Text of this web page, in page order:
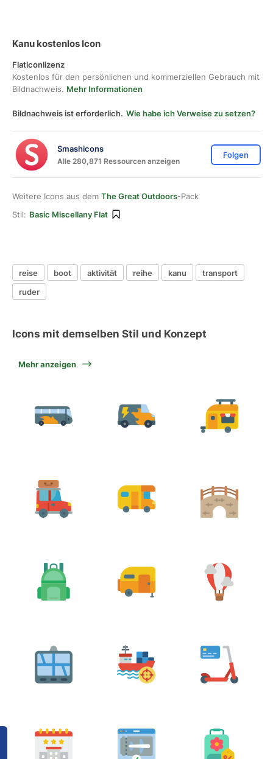
Kanu kostenlos Icon
Flaticonlizenz
Kostenlos für den persönlichen und kommerziellen Gebrauch mit
Bildnachweis. Mehr Informationen
Bildnachweis ist erforderlich. Wie habe ich Verweise zu setzen?
Smashicons
Alle 280,871 Ressourcen anzeigen
Folgen
Weitere Icons aus dem The Great Outdoors-Pack
Stil: Basic Miscellany Flat
reise boot aktivität reihe kanu
transport
ruder
Icons mit demselben Stil und Konzept
Mehr anzeigen